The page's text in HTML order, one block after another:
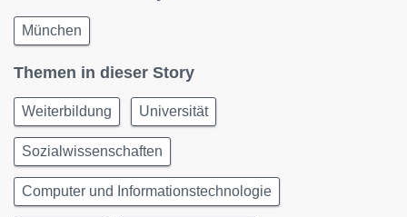
München
Themen in dieser Story
Weiterbildung Universität
Sozialwissenschaften
Computer und Informationstechnologie